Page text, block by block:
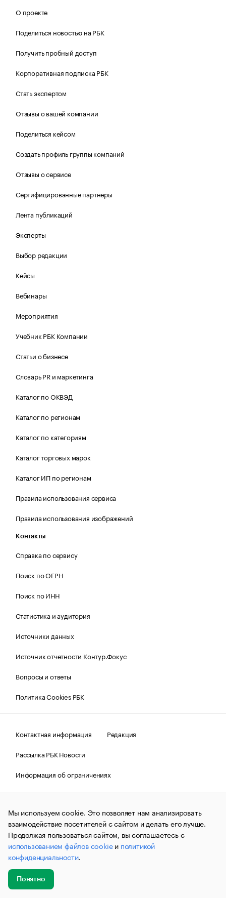
О проекте
Поделиться новостью на РБК
Получить пробный доступ
Корпоративная подписка РБК
Стать экспертом
Отзывы о вашей компании
Поделиться кейсом
Создать профиль группы компаний
Отзывы о сервисе
Сертифицированные партнеры
Лента публикаций
Эксперты
Выбор редакции
Кейсы
Вебинары
Мероприятия
Учебник РБК Компании
Статьи о бизнесе
Словарь PR и маркетинга
Каталог по ОКВЭД
Каталог по регионам
Каталог по категориям
Каталог торговых марок
Каталог ИП по регионам
Правила использования сервиса
Правила использования изображений
Контакты
Справка по сервису
Поиск по ОГРН
Поиск по ИНН
Статистика и аудитория
Источники данных
Источник отчетности Контур.Фокус
Вопросы и ответы
Политика Cookies РБК
Контактная информация
Редакция
Рассылка РБК Новости
Информация об ограничениях
Правовая информация
О соблюдении авторских прав
© АО «РОСБИЗНЕСКОНСАЛТИНГ»,1995–2026.Сообщения
и материалы информационного агентства «РБК»
(зарегистрировано Федеральной службой по надзору в сфере
связи, информационных технологий и массовых
коммуникаций (Роскомнадзор) 09.12.2015 за номером ИА
№ФС77-63848) сопровождаются пометкой «РБК». Отдельные
публикации могут содержать информацию,
не предназначенную для пользователей
до 18 лет.
Мы используем cookie. Это позволяет нам анализировать
взаимодействие посетителей с сайтом и делать его лучше.
Продолжая пользоваться сайтом, вы соглашаетесь с
использованием файлов cookieи политикой
конфиденциальности.
Понятно